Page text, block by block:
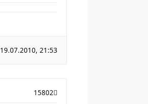
19.07.2010, 21:53
15802